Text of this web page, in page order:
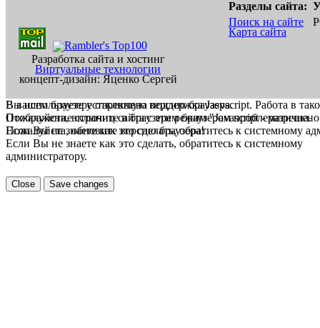
Разработка сайта и хостинг
Виртуальные технологии
концепт-дизайн: Яценко Сергей
Разделы сайта:
Поиск на сайте
Карта сайта
В вашем браузере отключена поддержка Jasvscript. Работа в
Пожалуйста, включите в браузере режим "Javascript -
Если Вы не знаете как это сделать, обратитесь к системному
Вы используете устаревшую версию браузера.
Отображение страниц сайта с этим браузером проблематична.
Пожалуйста, обновите версию браузера!
Если Вы не знаете как это сделать, обратитесь к системному
администратору.
Close Save changes